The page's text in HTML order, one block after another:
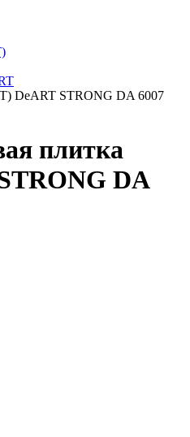
DeART STRONG DA 6007
плитка
DA